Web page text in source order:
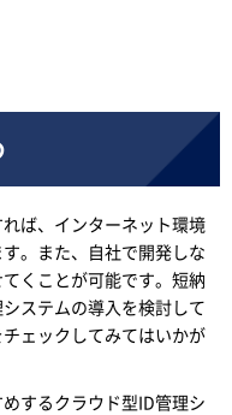
ば、インターネット環境
。また、自社で開発しな
くことが可能です。短納
ステムの導入を検討して
ェックしてみてはいかが
するクラウド型ID管理シ